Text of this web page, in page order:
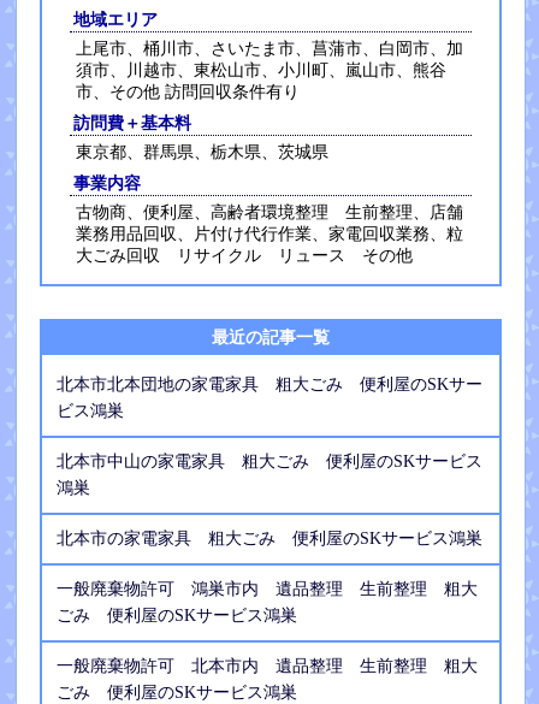
地域エリア
上尾市、桶川市、さいたま市、菖蒲市、白岡市、加
須市、川越市、東松山市、小川町、嵐山市、熊谷
市、その他 訪問回収条件有り
訪問費＋基本料
東京都、群馬県、栃木県、茨城県
事業内容
古物商、便利屋、高齢者環境整理 生前整理、店舗
業務用品回収、片付け代行作業、家電回収業務、粒
大ごみ回収 リサイクル リュース その他
最近の記事一覧
北本市北本団地の家電家具 粗大ごみ 便利屋のSKサー
ビス鴻巣
北本市中山の家電家具 粗大ごみ 便利屋のSKサービス
鴻巣
北本市の家電家具 粗大ごみ 便利屋のSKサービス鴻巣
一般廃棄物許可 鴻巣市内 遺品整理 生前整理 粗大
ごみ 便利屋のSKサービス鴻巣
一般廃棄物許可 北本市内 遺品整理 生前整理 粗大
ごみ 便利屋のSKサービス鴻巣